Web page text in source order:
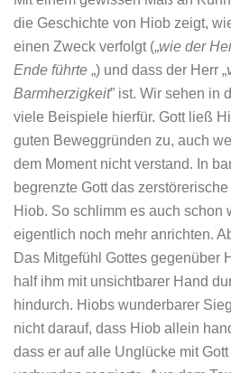
die Geschichte von Hiob zeigt,
einen Zweck verfolgt („wie der
Ende führte „) und dass der Herr „
Barmherzigkeit” ist. Wir sehen in
viele Beispiele hierfür. Gott ließ
guten Beweggründen zu, auch
dem Moment nicht verstand. In
begrenzte Gott das
Hiob. So schlimm es auch schon
eigentlich noch mehr anrichten.
Das Mitgefühl Gottes gegenüber
half ihm mit unsichtbarer Hand
hindurch. Hiobs wunderbarer
nicht darauf, dass Hiob allein
dass er auf alle Unglücke mit